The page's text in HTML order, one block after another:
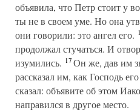
объявила, что Петр стоит у
ты не в своем уме. Но она
они говорили: это ангел его.
продолжал стучаться. И
изумились. 17Он же, дав им
рассказал им, как Господь
сказал: объявите об этом
направился в другое место.